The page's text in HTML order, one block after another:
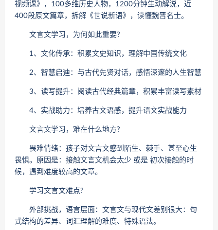
视频课》，100多维历史人物，1200分钟生动解说，近
400段原文篇章，拆解《世说新语》，读懂魏晋名士。
文言文学习，为何如此重要?
1、文化传承：积累文史知识，理解中国传统文化
2、智慧启迪：与古代先贤对话，感悟深邃的人生智慧
3、读写提升：阅读古代经典篇章，积累丰富读写素材
4、实战助力：培养古文语感，提升语文实战能力
文言文学习，难在什么地方?
畏难情绪：孩子对文言文感到陌生、棘手、甚至心生
畏惧。原因是：接触文言文机会太少 或是 初次接触的时
候，遇到难度较高的文章。
学习文言文难点?
外部挑战，语言层面：文言文与现代文差别很大：句
式结构的差异、词汇理解的难度、特殊语法。